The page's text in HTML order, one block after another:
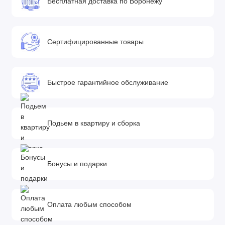
• Тёплая накидка на ножки имеет хороший запас по размеру
Шасси
чёрный, белый или серый цвет
• Главная особенность рамы - это система SAS, 4
амортизатора установленных на заднем шасси и по центру
рамы, 2 последних можно отключить
• Ручка регулируется по высоте и имеет 7 положений с
шагом 8 см
• Ручка отделана высококачественной экокожей
• На раме присутствуют предохранители от случайного
сложения или разложения рамы
• Надежный стояночный тормоз включается специальной
педалью
• Корзина тканевая закрытая
Сертифицированные товары
Быстрое гарантийное обслуживание
Подьем в квартиру и сборка
Бонусы и подарки
Оплата любым способом